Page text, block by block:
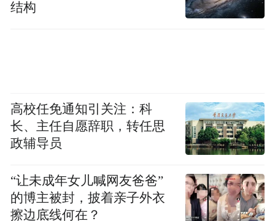
结构
高校任免通知引关注：科
长、主任自愿辞职，转任思
政辅导员
“让未成年女儿喊网友爸爸”
的博主被封，披着亲子外衣
擦边底线何在？